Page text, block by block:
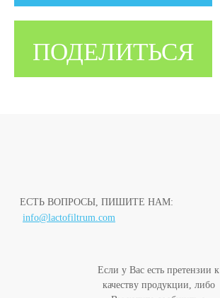
ПОДЕЛИТЬСЯ
ЕСТЬ ВОПРОСЫ, ПИШИТЕ НАМ:
info@lactofiltrum.com
Если у Вас есть претензии к
качеству продукции, либо